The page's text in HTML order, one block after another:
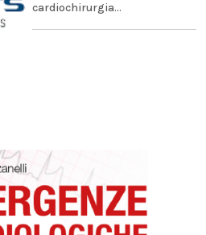
cardiochirurgia...